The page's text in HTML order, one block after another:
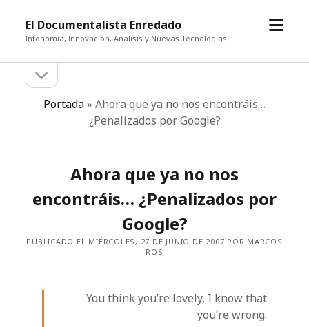
El Documentalista Enredado
Infonomía, Innovación, Análisis y Nuevas Tecnologías
abrir
Barra
lateral
la
lateral
Portada» Ahora que ya no nos encontráis…
¿Penalizados por Google?
Ahora que ya no nos
encontráis… ¿Penalizados por
Google?
PUBLICADO EL MIÉRCOLES, 27 DE JUNIO DE 2007 POR MARCOS
ROS
You think you’re lovely, I know that
you’re wrong.